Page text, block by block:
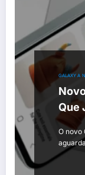
GALAXY A
Que
O novo